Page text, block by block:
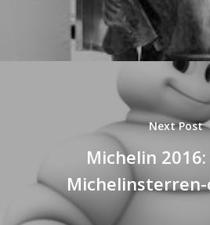
Next Post
Michelin